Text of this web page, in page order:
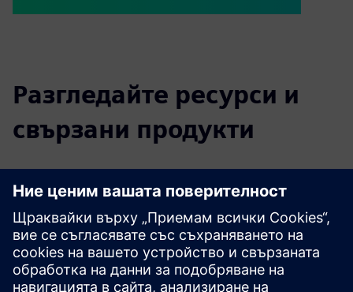
Разгледайте ресурси и
свързани продукти
Предпоставки
Microsoft® Windows® 10 (ограничена поддръжка за
Windows 7 SP1 и Windows 8)
2 ГБ ОПЕРАТИВНА ПАМЕТ
40 GB в твърдия диск — 7200 об/мин